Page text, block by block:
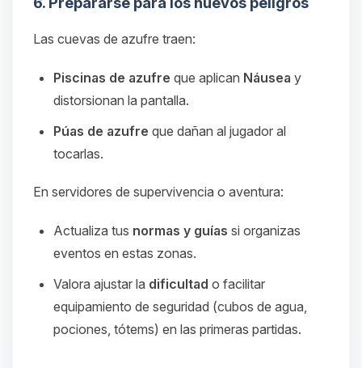
Las cuevas de azufre traen:
Piscinas de azufre que aplican Náusea y
distorsionan la pantalla.
Púas de azufre que dañan al jugador al
tocarlas.
En servidores de supervivencia o aventura:
Actualiza tus normas y guías si organizas
eventos en estas zonas.
Valora ajustar la dificultad o facilitar
equipamiento de seguridad (cubos de agua,
pociones, tótems) en las primeras partidas.